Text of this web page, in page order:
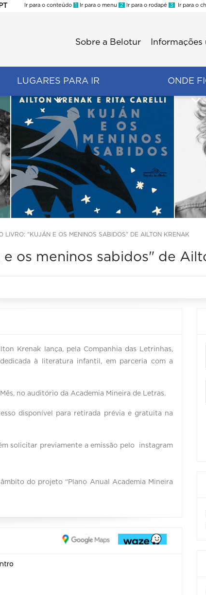
PT
Ir para o conteúdo 1 Ir para o menu 2 Ir para o rodapé 3 Ir para o
Sobre a Belotur Informações
LUGARES PARA IR ONDE
LIVRO: "KUJÁN E OS MENINOS SABIDOS" DE AILTON KRENAK
os meninos sabidos" de
Krenak lança, pela Companhia das Letrinhas,
à literatura infantil, em parceria com a
no auditório da Academia Mineira de Letras.
disponível para retirada prévia e gratuita na
solicitar previamente a emissão pelo instagram
do projeto “Plano Anual Academia Mineira